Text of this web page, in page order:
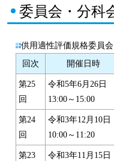
委員会・分科
供用適性評価規格委員会
回次
開催日時
第25
回
令和5年6月26日
13:00～15:00
第24
回
令和3年12月10日
10:00～11:20
第23
令和3年11月15日